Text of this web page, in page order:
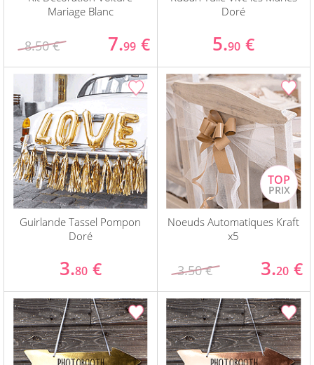
Mariage Blanc
8.50 € 7.99 €
Doré
5.90 €
Guirlande Tassel Pompon
Doré
3.80 €
Noeuds Automatiques Kraft
x5
3.50 € 3.20 €